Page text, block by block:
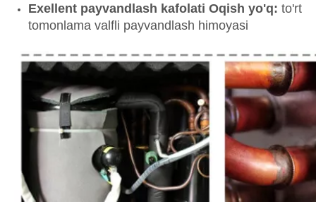
Exellent payvandlash kafolati Oqish yo'q: to'rt
tomonlama valfli payvandlash himoyasi